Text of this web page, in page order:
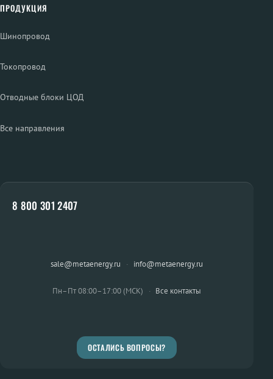
ПРОДУКЦИЯ
Шинопровод
Токопровод
Отводные блоки ЦОД
Все направления
8 800 301 2407
sale@metaenergy.ru · info@metaenergy.ru
Пн–Пт 08:00–17:00 (МСК) · Все контакты
ОСТАЛИСЬ ВОПРОСЫ?